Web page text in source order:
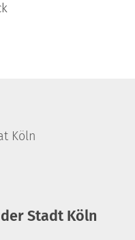
Köln
Stadt Köln